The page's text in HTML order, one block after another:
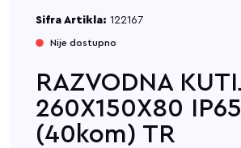
Sifra Artikla: 122167
Nije dostupno
RAZVODNA
260X150X80 IP65
(40kom) TR